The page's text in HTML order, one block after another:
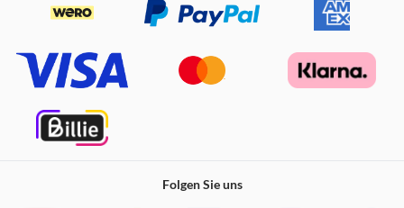
Folgen Sie uns